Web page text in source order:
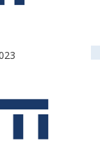
– univerzitné
v Bratislave